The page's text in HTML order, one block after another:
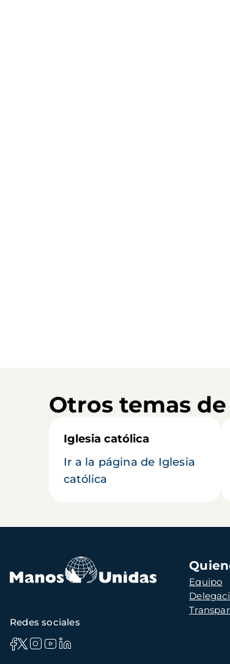
Otros temas
Iglesia católica
Ir a la página de Iglesia
católica
Navegación
principal
Equipo
Redes sociales